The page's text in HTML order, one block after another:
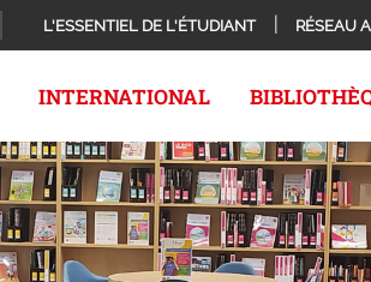
L'ESSENTIEL DE L'ÉTUDIANT RÉSEAU
INTERNATIONAL